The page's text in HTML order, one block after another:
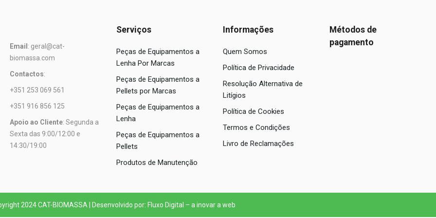
Email : geral@cat-
biomassa.com
Contactos:
+351 253 069 561
+351 916 856 125
Apoio ao Cliente: Segunda a
Sexta das 9:00/12:00 e
14:30/19:00
Serviços
Peças de Equipamentos a
Lenha Por Marcas
Peças de Equipamentos a
Pellets por Marcas
Peças de Equipamentos a
Lenha
Peças de Equipamentos a
Pellets
Produtos de Manutenção
Informações
Quem Somos
Política de Privacidade
Resolução Alternativa de
Litígios
Política de Cookies
Termos e Condições
Livro de Reclamações
Métodos de
pagamento
2024 CAT-BIOMASSA | Desenvolvido por: Fluxo Digital – a inovar a web